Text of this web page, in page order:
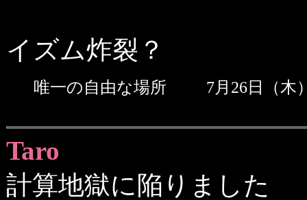
イズム炸裂？
唯一の自由な場所 7月26日（
Taro
計算地獄に陥りました